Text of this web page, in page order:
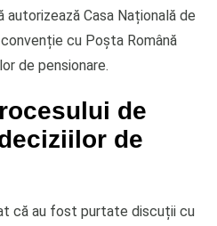
Casa Națională de
cu Poșta Română
de pensionare.
de
de
că au fost purtate discuții cu